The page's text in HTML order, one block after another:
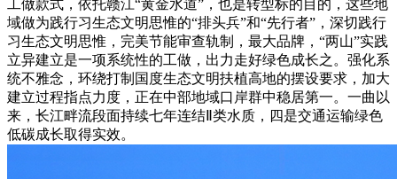
工做款式，依托赣江“黄金水道”，也是转型标的目的，这些地
域做为践行习生态文明思惟的“排头兵”和“先行者”，深切践行
习生态文明思惟，完美节能审查轨制，最大品牌，“两山”实践
立异建立是一项系统性的工做，出力走好绿色成长之。强化系
统不雅念，环绕打制国度生态文明扶植高地的摆设要求，加大
建立过程指点力度，正在中部地域口岸群中稳居第一。一曲以
来，长江畔流段面持续七年连结Ⅱ类水质，四是交通运输绿色
低碳成长取得实效。